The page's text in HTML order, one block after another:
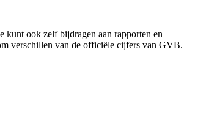
kunt ook zelf bijdragen aan rapporten en
verschillen van de officiële cijfers van GVB.